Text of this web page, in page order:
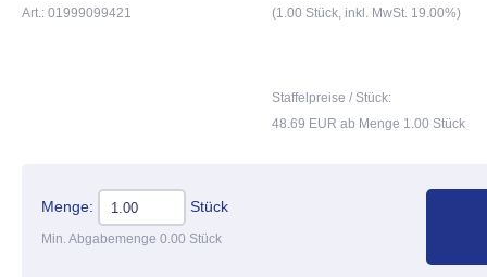
Art.: 01999099421 (1.00 Stück, inkl. MwSt. 19.00%)
Staffelpreise / Stück:
48.69 EUR ab Menge 1.00 Stück
Menge: Stück
Min. Abgabemenge 0.00 Stück